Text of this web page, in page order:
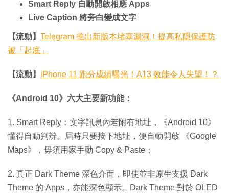
Smart Reply 自動開啟相應 Apps
Live Caption 將旁白變成文字
【流動】 Telegram 推出新版本堵塞漏洞！提高私隱保護防
被「起底」
【流動】 iPhone 11 跑分成績曝光！A13 效能令人失望！？
《Android 10》六大主要新功能：
1. Smart Reply：文字訊息內若附有地址，《Android 10》
懂得自動判辨。屆時只要按下地址，便自動開啟 《Google
Maps》，毋須用家手動 Copy & Paste；
2. 真正 Dark Theme 深色介面，即使並非原生支援 Dark
Theme 的 Apps，亦能深色顯示。Dark Theme 對於 OLED